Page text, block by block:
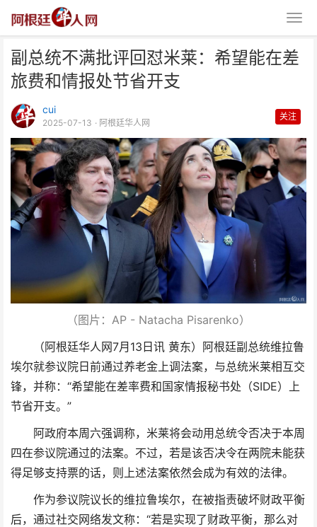
副总统不满批评回怼米莱：希望能在差
旅费和情报处节省开支
cui
2025-07-13 · 阿根廷华人网
关注
（图片：AP - Natacha Pisarenko）
（阿根廷华人网7月13日讯 黄东）阿根廷副总统维拉鲁
埃尔就参议院日前通过养老金上调法案，与总统米莱相互交
锋，并称：“希望能在差率费和国家情报秘书处（SIDE）上
节省开支。”
阿政府本周六强调称，米莱将会动用总统令否决于本周
四在参议院通过的法案。不过，若是该否决令在两院未能获
得足够支持票的话，则上述法案依然会成为有效的法律。
作为参议院议长的维拉鲁埃尔，在被指责破坏财政平衡
后，通过社交网络发文称：“若是实现了财政平衡，那么对
副总统不满批评回怼米莱：希望能
在差旅费和情报处节省开